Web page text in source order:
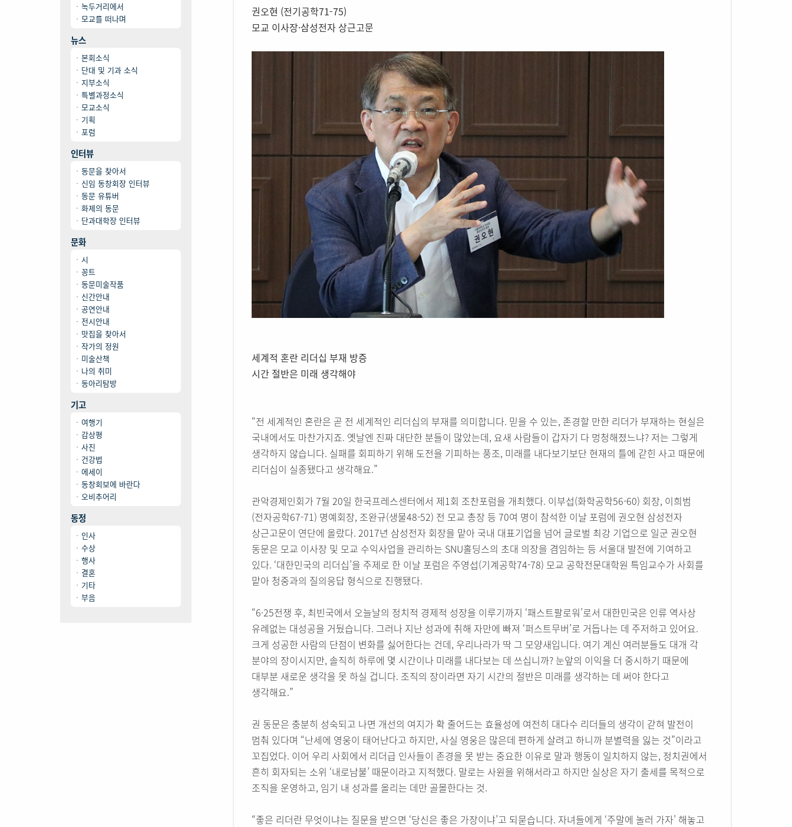
녹두거리에서
모교를 떠나며
뉴스
본회소식
단대 및 기과 소식
지부소식
특별과정소식
모교소식
기획
포럼
인터뷰
동문을 찾아서
신임 동창회장 인터뷰
동문 유튜버
화제의 동문
단과대학장 인터뷰
문화
시
꽁트
동문미술작품
신간안내
공연안내
전시안내
맛집을 찾아서
작가의 정원
미술산책
나의 취미
동아리탐방
기고
여행기
감상평
사진
건강법
에세이
동창회보에 바란다
오비추어리
동정
인사
수상
행사
결혼
기타
부음
권오현 (전기공학71-75)
모교 이사장·삼성전자 상근고문
세계적 혼란 리더십 부재 방증
시간 절반은 미래 생각해야
“전 세계적인 혼란은 곧 전 세계적인 리더십의 부재를 의미합니다. 믿을 수 있는, 존경할 만한 리더가 부재하는 현실은
국내에서도 마찬가지죠. 옛날엔 진짜 대단한 분들이 많았는데, 요새 사람들이 갑자기 다 멍청해졌느냐? 저는 그렇게
생각하지 않습니다. 실패를 회피하기 위해 도전을 기피하는 풍조, 미래를 내다보기보단 현재의 틀에 갇힌 사고 때문에
리더십이 실종됐다고 생각해요.”
관악경제인회가 7월 20일 한국프레스센터에서 제1회 조찬포럼을 개최했다. 이부섭(화학공학56-60) 회장, 이희범
(전자공학67-71) 명예회장, 조완규(생물48-52) 전 모교 총장 등 70여 명이 참석한 이날 포럼에 권오현 삼성전자
상근고문이 연단에 올랐다. 2017년 삼성전자 회장을 맡아 국내 대표기업을 넘어 글로벌 최강 기업으로 일군 권오현
동문은 모교 이사장 및 모교 수익사업을 관리하는 SNU홀딩스의 초대 의장을 겸임하는 등 서울대 발전에 기여하고
있다. ‘대한민국의 리더십’을 주제로 한 이날 포럼은 주영섭(기계공학74-78) 모교 공학전문대학원 특임교수가 사회를
맡아 청중과의 질의응답 형식으로 진행됐다.
“6·25전쟁 후, 최빈국에서 오늘날의 정치적 경제적 성장을 이루기까지 ‘패스트팔로워’로서 대한민국은 인류 역사상
유례없는 대성공을 거뒀습니다. 그러나 지난 성과에 취해 자만에 빠져 ‘퍼스트무버’로 거듭나는 데 주저하고 있어요.
크게 성공한 사람의 단점이 변화를 싫어한다는 건데, 우리나라가 딱 그 모양새입니다. 여기 계신 여러분들도 대개 각
분야의 장이시지만, 솔직히 하루에 몇 시간이나 미래를 내다보는 데 쓰십니까? 눈앞의 이익을 더 중시하기 때문에
대부분 새로운 생각을 못 하실 겁니다. 조직의 장이라면 자기 시간의 절반은 미래를 생각하는 데 써야 한다고
생각해요.”
권 동문은 충분히 성숙되고 나면 개선의 여지가 확 줄어드는 효율성에 여전히 대다수 리더들의 생각이 갇혀 발전이
멈춰 있다며 “난세에 영웅이 태어난다고 하지만, 사실 영웅은 많은데 편하게 살려고 하니까 분별력을 잃는 것”이라고
꼬집었다. 이어 우리 사회에서 리더급 인사들이 존경을 못 받는 중요한 이유로 말과 행동이 일치하지 않는, 정치권에서
흔히 회자되는 소위 ‘내로남불’ 때문이라고 지적했다. 말로는 사원을 위해서라고 하지만 실상은 자기 출세를 목적으로
조직을 운영하고, 임기 내 성과를 올리는 데만 골몰한다는 것.
“좋은 리더란 무엇이냐는 질문을 받으면 ‘당신은 좋은 가장이냐’고 되묻습니다. 자녀들에게 ‘주말에 놀러 가자’ 해놓고